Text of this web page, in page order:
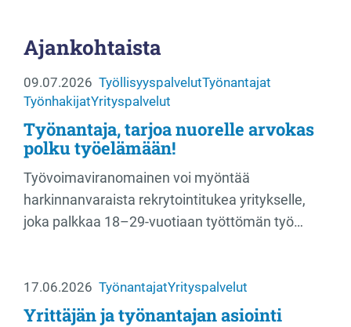
Ajankohtaista
09.07.2026 TyöllisyyspalvelutTyönantajat
TyönhakijatYrityspalvelut
Työnantaja, tarjoa nuorelle arvokas
polku työelämään!
Työvoimaviranomainen voi myöntää
harkinnanvaraista rekrytointitukea yritykselle,
joka palkkaa 18–29-vuotiaan työttömän työ…
17.06.2026 TyönantajatYrityspalvelut
Yrittäjän ja työnantajan asiointi